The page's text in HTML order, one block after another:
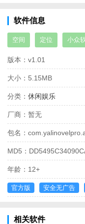
软件信息
空间 定位 小众
版本： v1.01
大小： 5.15MB
分类： 休闲娱乐
厂商： 暂无
包名：
MD5：
年龄： 12+
官方版 安全无广告
相关软件